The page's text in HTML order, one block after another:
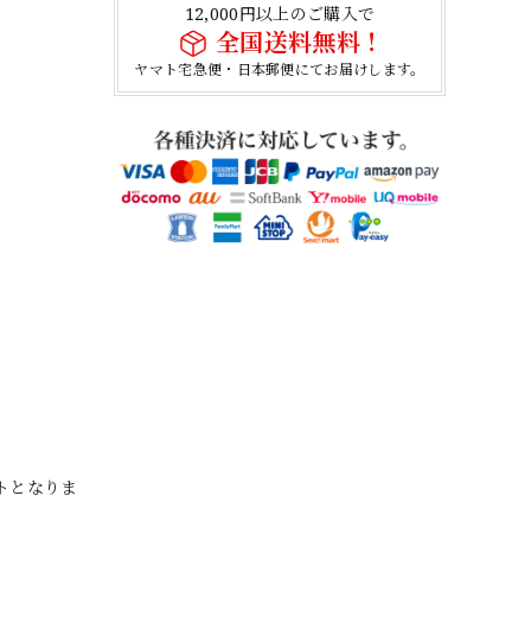
12,000円以上のご購入で
全国送料無料！
ヤマト宅急便・日本郵便にてお届けします。
となりま